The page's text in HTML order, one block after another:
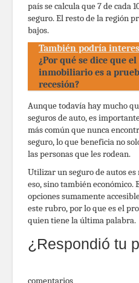
país se calcula que 7 de cada
seguro. El resto de la región
bajos.
También podría
¿Por qué se dice que
inmobiliario es a
recesión?
Aunque todavía hay mucho
seguros de auto, es
más común que nunca
seguro, lo que beneficia no
las personas que les rodean.
Utilizar un seguro de autos
eso, sino también económico.
opciones sumamente
este rubro, por lo que es el
quien tiene la última palabra.
¿Respondió tu
comentarios